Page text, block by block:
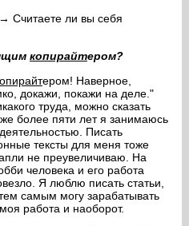
→ Считаете ли вы себя
копирайтером?
ером! Наверное,
докажи, покажи на деле."
труда, можно сказать
более пяти лет я занимаюсь
Писать
тексты для меня тоже
не преувеличиваю. На
человека и его работа
Я люблю писать статьи,
самым могу зарабатывать
работа и наоборот.